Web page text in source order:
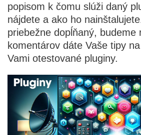
popisom k čomu slúži daný
nájdete a ako ho
priebežne dopĺňaný, budeme
komentárov dáte Vaše tipy
Vami otestované pluginy.